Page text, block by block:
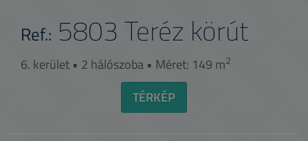
Teréz körút
Ref.: 5803
6. kerület • 2 hálószoba • Méret: 149 m2
TÉRKÉP